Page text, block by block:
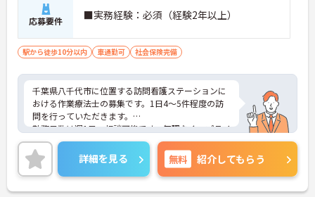
応募要件 ■実務経験：必須（経験2年以上）
駅から徒歩10分以内 車通勤可 社会保険完備
千葉県八千代市に位置する訪問看護ステーションに
おける作業療法士の募集です。1日4～5件程度の訪
問を行っていただきます。
勤務日数は週1日～相談可能です。無理なく、プライ
ベートを大切にしながらご勤務いただけます。
ご興味のある方には、面接対策ポイントなど、さら
に詳細をご案内しますのでお気軽にご相談くださ
い！
詳細を見る 無料 紹介してもらう